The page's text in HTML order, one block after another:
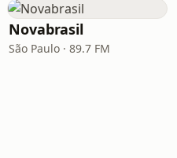
Novabrasil
São Paulo · 89.7 FM